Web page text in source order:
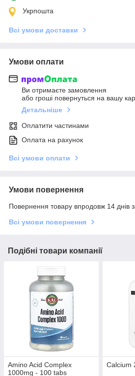
Укрпошта
Всі умови доставки
Умови оплати
Ви отримаєте замовлення
або гроші повернуться на вашу
Детальніше
Оплатити частинами
Оплата на рахунок
Всі умови оплати
Умови повернення
Повернення товару впродовж 14 днів
Всі умови повернення
Подібні товари компанії
Amino Acid Complex
1000mg - 100 tabs
Calcium